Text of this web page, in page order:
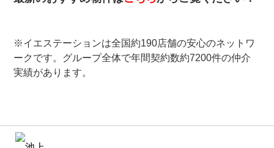
※イエステーションは全国約190店舗の安心のネットワ
ークです。グループ全体で年間契約数約7200件の仲介
実績があります。